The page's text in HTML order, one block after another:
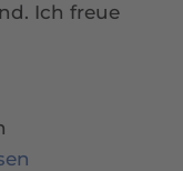
Ich freue